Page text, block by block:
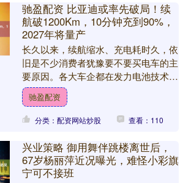
驰盈配资 比亚迪或率先破局！续
航破1200Km，10分钟充到90%，
2027年将量产
长久以来，续航缩水、充电耗时久，依
旧是不少消费者犹豫要不要买电车的主
要原因。各大车企都在发力电池技术，
如今比亚迪的固态电池传来新进展，有
望打破目前行业的瓶颈。 ....
驰盈配资
分类：配资网站炒股 查看：110
兴业策略 御用舞伴跳楼离世后，
67岁杨丽萍近况曝光，难怪小彩旗
宁可不接班